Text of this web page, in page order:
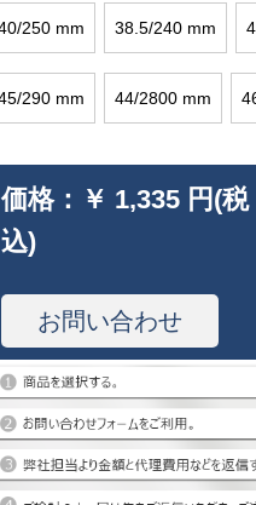
250 mm 38.5/240 mm
290 mm 44/2800 mm
価格： ￥ 1,335 円(税
込)
お問い合わせ